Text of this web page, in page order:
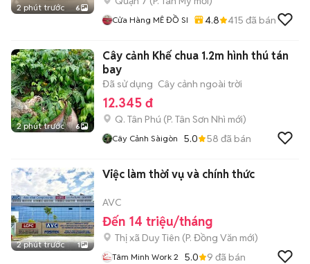
2 phút trước 6
Cửa Hàng MÊ ĐỒ SI 4.8 415 đã bán
2 phút trước 6
Cây cảnh Khế chua 1.2m hình thú tán
bay
Đã sử dụng Cây cảnh ngoài trời
12.345 đ
Q. Tân Phú (P. Tân Sơn Nhì mới)
Cây Cảnh Sàigòn 5.0 58 đã bán
2 phút trước 1
Việc làm thời vụ và chính thức
AVC
Đến 14 triệu/tháng
Thị xã Duy Tiên (P. Đồng Văn mới)
Tâm Minh Work 2 5.0 9 đã bán